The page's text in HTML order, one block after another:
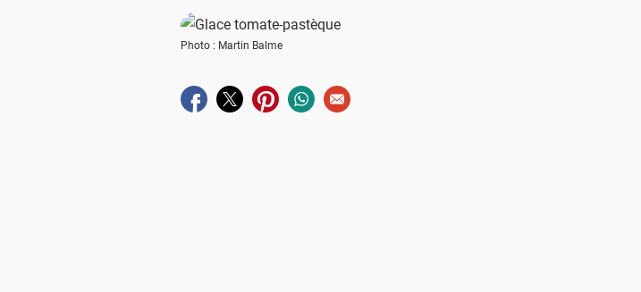
Photo : Martin Balme
Partager sur facebook
Partager sur twitter
Partager sur pinterest
Partager sur whatsapp
Envoyer à un ami